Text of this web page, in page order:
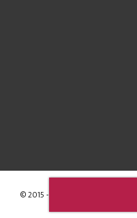
© 2015 - 2026 Audio Pro Artist